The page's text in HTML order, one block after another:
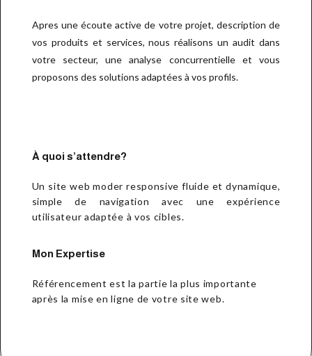
Apres une écoute active de votre projet, description de
vos produits et services, nous réalisons un audit dans
votre secteur, une analyse concurrentielle et vous
proposons des solutions adaptées à vos profils.
À quoi s’attendre?
Un site web moder responsive fluide et dynamique,
simple de navigation avec une expérience
utilisateur adaptée à vos cibles.
Mon Expertise
Référencement est la partie la plus importante
après la mise en ligne de votre site web.